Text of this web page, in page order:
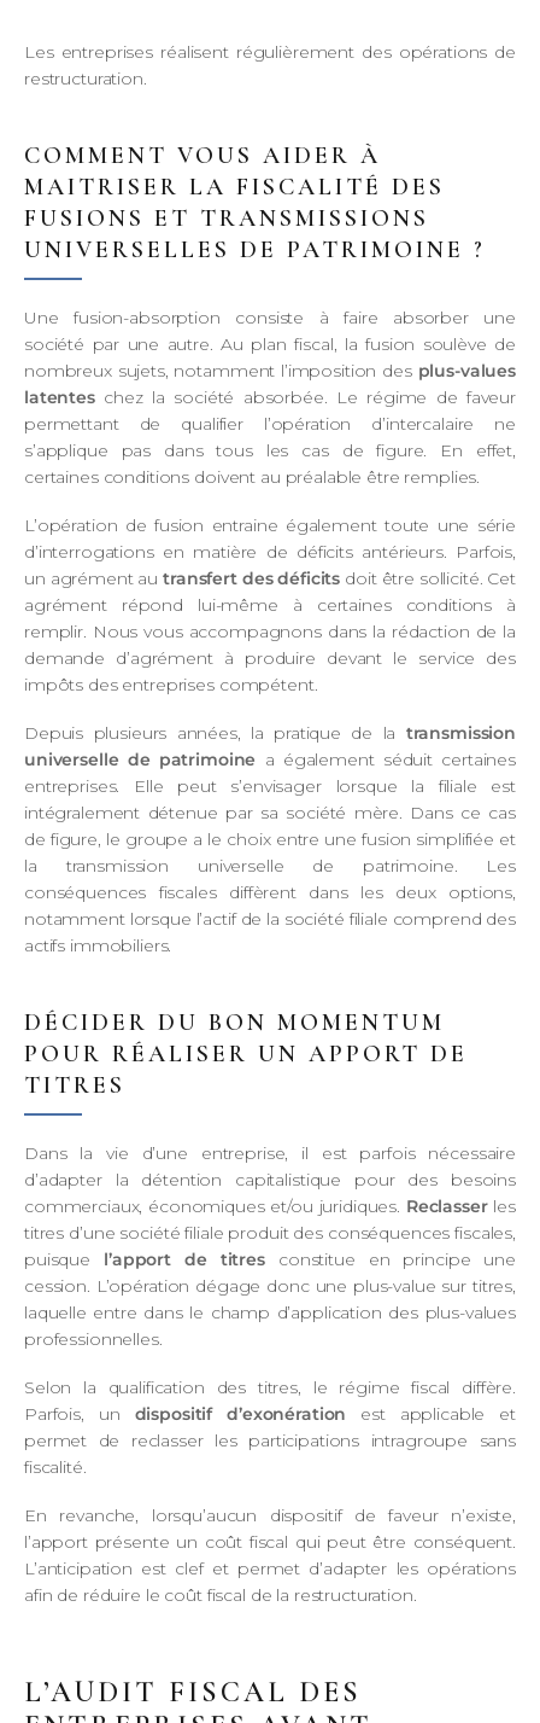
Les entreprises réalisent régulièrement des opérations de
restructuration.
COMMENT VOUS AIDER À
MAITRISER LA FISCALITÉ DES
FUSIONS ET TRANSMISSIONS
UNIVERSELLES DE PATRIMOINE ?
Une fusion-absorption consiste à faire absorber une
société par une autre. Au plan fiscal, la fusion soulève de
nombreux sujets, notamment l’imposition des plus-values
latenteschez la société absorbée. Le régime de faveur
permettant de qualifier l’opération d’intercalaire ne
s’applique pas dans tous les cas de figure. En effet,
certaines conditions doivent au préalable être remplies.
L’opération de fusion entraine également toute une série
d’interrogations en matière de déficits antérieurs. Parfois,
un agrément autransfert des déficits doit être sollicité. Cet
agrément répond lui-même à certaines conditions à
remplir. Nous vous accompagnons dans la rédaction de la
demande d’agrément à produire devant le service des
impôts des entreprises compétent.
Depuis plusieurs années, la pratique de la transmission
universelle de patrimoine a également séduit certaines
entreprises. Elle peut s’envisager lorsque la filiale est
intégralement détenue par sa société mère. Dans ce cas
de figure, le groupe a le choix entre une fusion simplifiée et
la transmission universelle de patrimoine. Les
conséquences fiscales diffèrent dans les deux options,
notamment lorsque l’actif de la société filiale comprend des
actifs immobiliers.
DÉCIDER DU BON MOMENTUM
POUR RÉALISER UN APPORT DE
TITRES
Dans la vie d’une entreprise, il est parfois nécessaire
d’adapter la détention capitalistique pour des besoins
commerciaux, économiques et/ou juridiques. Reclasserles
titres d’une société filiale produit des conséquences fiscales,
puisque l’apport de titresconstitue en principe une
cession. L’opération dégage donc une plus-value sur titres,
laquelle entre dans le champ d’application des plus-values
professionnelles.
Selon la qualification des titres, le régime fiscal diffère.
Parfois, un dispositif d’exonération est applicable et
permet de reclasser les participations intragroupe sans
fiscalité.
En revanche, lorsqu’aucun dispositif de faveur n’existe,
l’apport présente un coût fiscal qui peut être conséquent.
L’anticipation est clef et permet d’adapter les opérations
afin de réduire le coût fiscal de la restructuration.
L’AUDIT FISCAL DES